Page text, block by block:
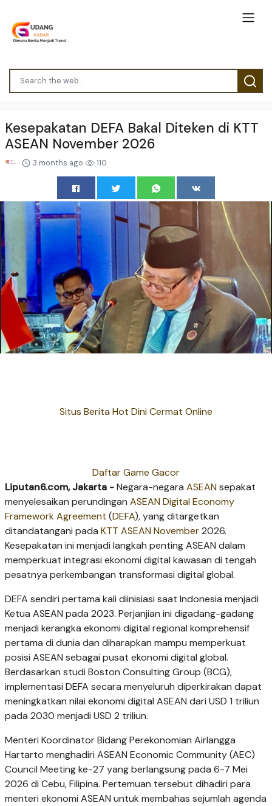
Kesepakatan DEFA Bakal Diteken di KTT
ASEAN November 2026
3 months ago 110
Situs Berita Hot Dini Cermat Online
Daftar Game Gacor
Liputan6.com, Jakarta -Negara-negara ASEANsepakat
menyelesaikan perundingan ASEAN Digital Economy
Framework Agreement (DEFA), yang ditargetkan
ditandatangani pada KTT ASEANNovember2026.
Kesepakatan ini menjadi langkah penting ASEAN dalam
memperkuat integrasi ekonomi digital kawasan di tengah
pesatnya perkembangan transformasi digital global.
DEFA sendiri pertama kali diinisiasi saat Indonesia menjadi
Ketua ASEAN pada 2023. Perjanjian ini digadang-gadang
menjadi kerangka ekonomi digital regional komprehensif
pertama di dunia dan diharapkan mampu memperkuat
posisi ASEAN sebagai pusat ekonomi digital global.
Berdasarkan studi Boston Consulting Group (BCG),
implementasi DEFA secara menyeluruh diperkirakan dapat
meningkatkan nilai ekonomi digital ASEAN dari USD 1 triliun
pada 2030 menjadi USD 2 triliun.
Menteri Koordinator Bidang Perekonomian Airlangga
Hartarto menghadiri ASEAN Economic Community (AEC)
Council Meeting ke-27 yang berlangsung pada 6-7 Mei
2026 di Cebu, Filipina. Pertemuan tersebut dihadiri para
menteri ekonomi ASEAN untuk membahas sejumlah agenda